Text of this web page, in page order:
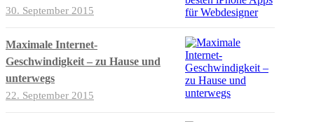
30. September 2015
Maximale Internet-
Geschwindigkeit – zu Hause und
unterwegs
22. September 2015